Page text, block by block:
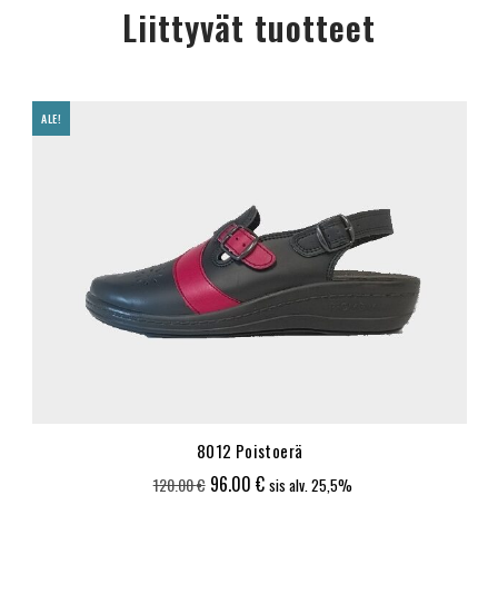
Liittyvät tuotteet
ALE!
8012 Poistoerä
120.00€ Alkuperäinen
96.00 €Nykyinen
sis alv. 25,5%